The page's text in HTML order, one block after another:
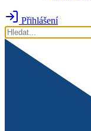
Přihlášení